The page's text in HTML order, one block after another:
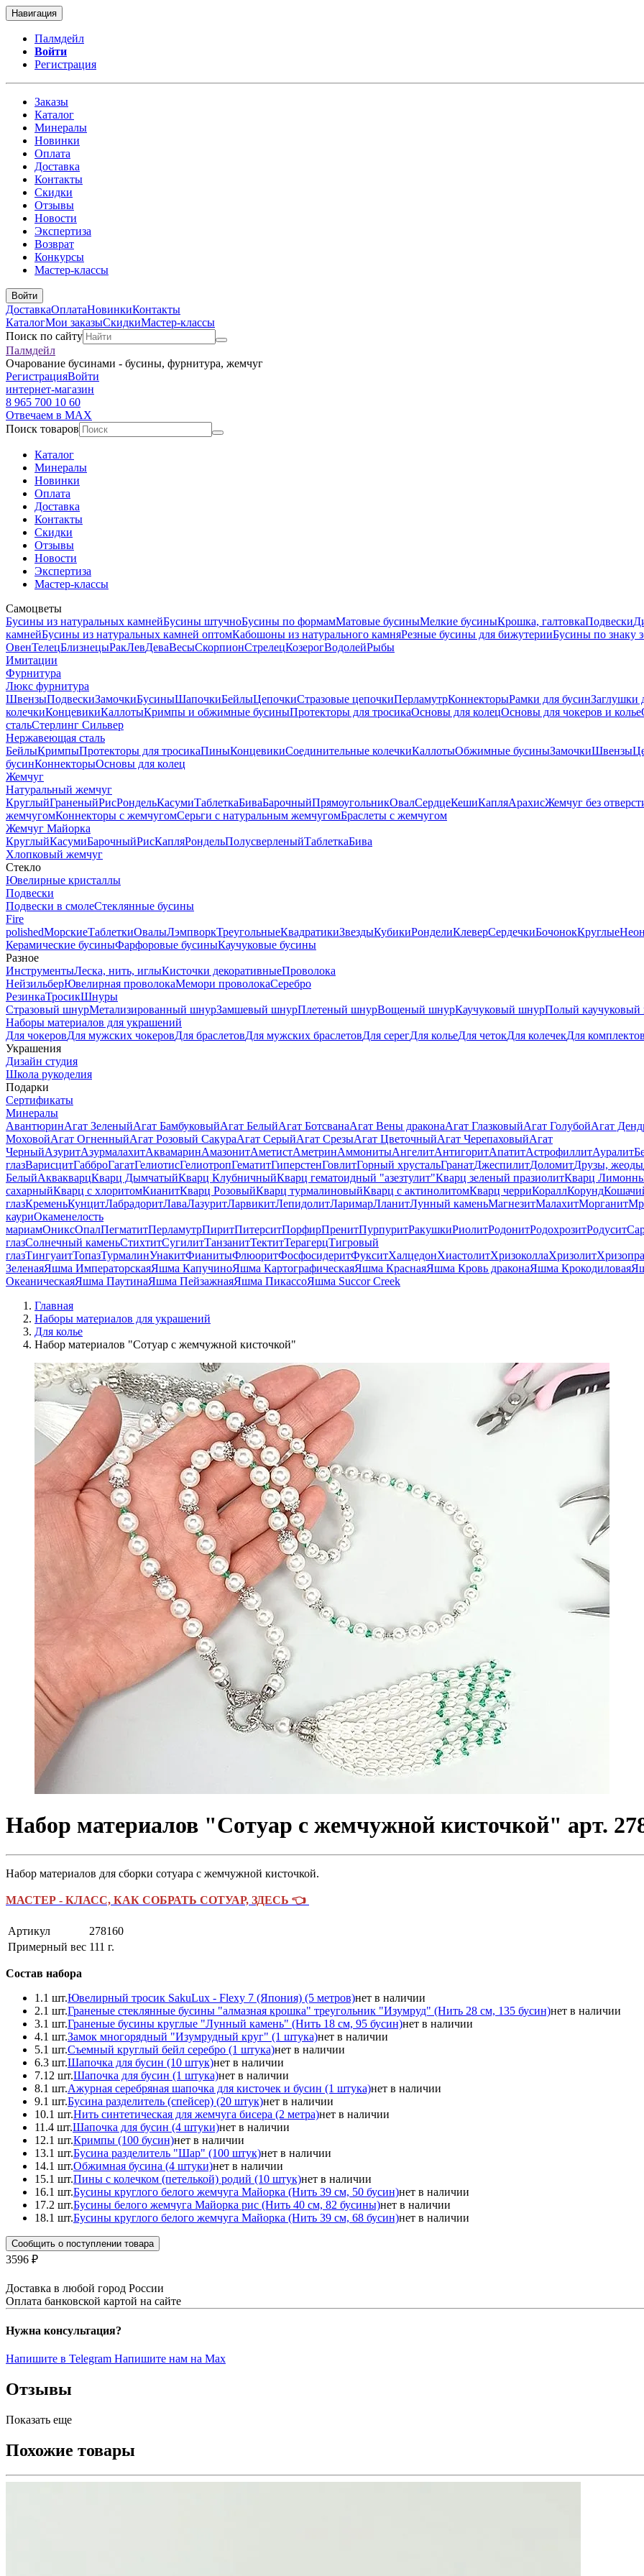
Навигация
Палмдейл
Войти
Регистрация
Заказы
Каталог
Минералы
Новинки
Оплата
Доставка
Контакты
Скидки
Отзывы
Новости
Экспертиза
Возврат
Конкурсы
Мастер-классы
Войти
ДоставкаОплатаНовинкиКонтакты
КаталогМои заказыСкидкиМастер-классы
Поиск по сайту
Палмдейл
Очарование бусинами - бусины, фурнитура, жемчуг
РегистрацияВойти
интернет-магазин
8 965 700 10 60
Отвечаем в MAX
Поиск товаров
Каталог
Минералы
Новинки
Оплата
Доставка
Контакты
Скидки
Отзывы
Новости
Экспертиза
Мастер-классы
Самоцветы
Бусины из натуральных камнейБусины штучноБусины по формамМатовые бусиныМелкие бусиныКрошка, галтовкаПодвески
камнейБусины из натуральных камней оптомКабошоны из натурального камняРезные бусины для бижутерииБусины по знаку
ОвенТелецБлизнецыРакЛевДеваВесыСкорпионСтрелецКозерогВодолейРыбы
Имитации
Фурнитура
Люкс фурнитура
ШвензыПодвескиЗамочкиБусиныШапочкиБейлыЦепочкиСтразовые цепочкиПерламутрКоннекторыРамки для бусинЗаглушки
колечкиКонцевикиКаллотыКримпы и обжимные бусиныПротекторы для тросикаОсновы для колецОсновы для чокеров и колье
стальСтерлинг Сильвер
Нержавеющая сталь
БейлыКримпыПротекторы для тросикаПиныКонцевикиСоединительные колечкиКаллотыОбжимные бусиныЗамочкиШвензы
бусинКоннекторыОсновы для колец
Жемчуг
Натуральный жемчуг
КруглыйГраненыйРисРондельКасумиТаблеткаБиваБарочныйПрямоугольникОвалСердцеКешиКапляАрахисЖемчуг без
жемчугомКоннекторы с жемчугомСерьги с натуральным жемчугомБраслеты с жемчугом
Жемчуг Майорка
КруглыйКасумиБарочныйРисКапляРондельПолусверленыйТаблеткаБива
Хлопковый жемчуг
Стекло
Ювелирные кристаллы
Подвески
Подвески в смолеСтеклянные бусины
Fire
polishedМорскиеТаблеткиОвалыЛэмпворкТреугольныеКвадратикиЗвездыКубикиРонделиКлеверСердечкиБочонокКруглые
Керамические бусиныФарфоровые бусиныКаучуковые бусины
Разное
ИнструментыЛеска, нить, иглыКисточки декоративныеПроволока
НейзильберЮвелирная проволокаМемори проволокаСеребро
РезинкаТросикШнуры
Стразовый шнурМетализированный шнурЗамшевый шнурПлетеный шнурВощеный шнурКаучуковый шнурПолый
Наборы материалов для украшений
Для чокеровДля мужских чокеровДля браслетовДля мужских браслетовДля серегДля кольеДля четокДля колечекДля
Украшения
Дизайн студия
Школа рукоделия
Подарки
Сертификаты
Минералы
АвантюринАгат ЗеленыйАгат БамбуковыйАгат БелыйАгат БотсванаАгат Вены драконаАгат ГлазковыйАгат ГолубойАгат
МоховойАгат ОгненныйАгат Розовый СакураАгат СерыйАгат СрезыАгат ЦветочныйАгат ЧерепаховыйАгат
ЧерныйАзуритАзурмалахитАквамаринАмазонитАметистАметринАммонитыАнгелитАнтигоритАпатитАстрофиллитАуралит
глазВарисцитГабброГагатГелиотисГелиотропГематитГиперстенГовлитГорный хрустальГранатДжеспилитДоломитДрузы, жеоды
БелыйАквакварцКварц ДымчатыйКварц КлубничныйКварц гематоидный "азезтулит"Кварц зеленый празиолитКварц
сахарныйКварц с хлоритомКианитКварц РозовыйКварц турмалиновыйКварц с актинолитомКварц черриКораллКорунд
глазКременьКунцитЛабрадоритЛаваЛазуритЛарвикитЛепидолитЛаримарЛланитЛунный каменьМагнезитМалахитМорганит
кауриОкаменелость
мариамОниксОпалПегматитПерламутрПиритПитерситПорфирПренитПурпуритРакушкиРиолитРодонитРодохрозитРодусит
глазСолнечный каменьСтихтитСугилитТанзанитТектитТерагерцТигровый
глазТингуаитТопазТурмалинУнакитФианитыФлюоритФосфосидеритФукситХалцедонХиастолитХризоколлаХризолит
ЗеленаяЯшма ИмператорскаяЯшма КапучиноЯшма КартографическаяЯшма КраснаяЯшма Кровь драконаЯшма Крокодиловая
ОкеаническаяЯшма ПаутинаЯшма ПейзажнаяЯшма ПикассоЯшма Succor Creek
Главная
Наборы материалов для украшений
Для колье
Набор материалов "Сотуар с жемчужной кисточкой"
Набор материалов "Сотуар с жемчужной кисточкой" арт.
Набор материалов для сборки сотуара с жемчужной кисточкой.
МАСТЕР - КЛАСС, КАК СОБРАТЬ СОТУАР, ЗДЕСЬ 👈
Артикул
278160
Примерный вес 111 г.
Состав набора
1.1 шт.Ювелирный тросик SakuLux - Flexy 7 (Япония) (5 метров)нет в наличии
2.1 шт.Граненые стеклянные бусины "алмазная крошка" треугольник "Изумруд" (Нить 28 см, 135 бусин)нет в наличии
3.1 шт.Граненые бусины круглые "Лунный камень" (Нить 18 см, 95 бусин)нет в наличии
4.1 шт.Замок многорядный "Изумрудный круг" (1 штука)нет в наличии
5.1 шт.Съемный круглый бейл серебро (1 штука)нет в наличии
6.3 шт.Шапочка для бусин (10 штук)нет в наличии
7.12 шт.Шапочка для бусин (1 штука)нет в наличии
8.1 шт.Ажурная серебряная шапочка для кисточек и бусин (1 штука)нет в наличии
9.1 шт.Бусина разделитель (спейсер) (20 штук)нет в наличии
10.1 шт.Нить синтетическая для жемчуга бисера (2 метра)нет в наличии
11.4 шт.Шапочка для бусин (4 штуки)нет в наличии
12.1 шт.Кримпы (100 бусин)нет в наличии
13.1 шт.Бусина разделитель "Шар" (100 штук)нет в наличии
14.1 шт.Обжимная бусина (4 штуки)нет в наличии
15.1 шт.Пины с колечком (петелькой) родий (10 штук)нет в наличии
16.1 шт.Бусины круглого белого жемчуга Майорка (Нить 39 см, 50 бусин)нет в наличии
17.2 шт.Бусины белого жемчуга Майорка рис (Нить 40 см, 82 бусины)нет в наличии
18.1 шт.Бусины круглого белого жемчуга Майорка (Нить 39 см, 68 бусин)нет в наличии
Сообщить о поступлении товара
3596 ₽
Доставка в любой город России
Оплата банковской картой на сайте
Нужна консультация?
Напишите в Telegram Напишите нам на Max
Отзывы
Показать еще
Похожие товары